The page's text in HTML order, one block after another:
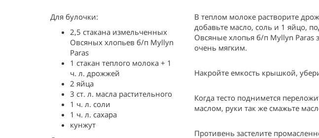
Для булочки:
2,5 стакана измельченных
Овсяных хлопьев б/п Myllyn
Paras
1 стакан теплого молока + 1
ч. л. дрожжей
2 яйца
3 ст. л. масла растительного
1 ч. л. соли
1 ч. л. сахара
кунжут
В теплом молоке растворите
добавьте масло, соль и 1 яйцо,
Овсяные хлопья б/п Myllyn Paras
очень мягким.
Накройте емкость крышкой,
Когда тесто поднимется
маслом, руки так же смажьте
Противень застелите